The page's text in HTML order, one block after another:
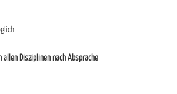
Disziplinen nach Absprache